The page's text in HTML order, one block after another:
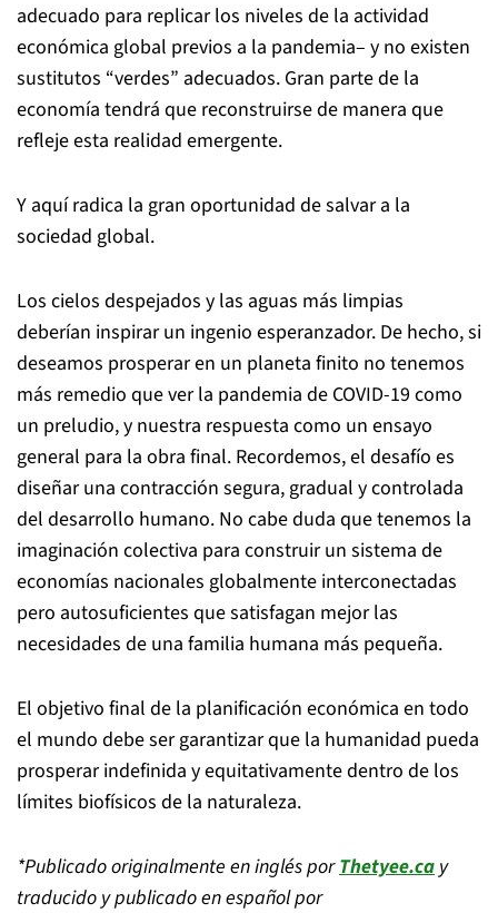
adecuado para replicar los niveles de la actividad
económica global previos a la pandemia– y no existen
sustitutos “verdes” adecuados. Gran parte de la
economía tendrá que reconstruirse de manera que
refleje esta realidad emergente.
Y aquí radica la gran oportunidad de salvar a la
sociedad global.
Los cielos despejados y las aguas más limpias
deberían inspirar un ingenio esperanzador. De hecho, si
deseamos prosperar en un planeta finito no tenemos
más remedio que ver la pandemia de COVID-19 como
un preludio, y nuestra respuesta como un ensayo
general para la obra final. Recordemos, el desafío es
diseñar una contracción segura, gradual y controlada
del desarrollo humano. No cabe duda que tenemos la
imaginación colectiva para construir un sistema de
economías nacionales globalmente interconectadas
pero autosuficientes que satisfagan mejor las
necesidades de una familia humana más pequeña.
El objetivo final de la planificación económica en todo
el mundo debe ser garantizar que la humanidad pueda
prosperar indefinida y equitativamente dentro de los
límites biofísicos de la naturaleza.
*Publicado originalmente en inglés porThetyee.ca y
traducido y publicado en español por